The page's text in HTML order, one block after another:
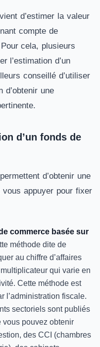
d’estimer la valeur
compte de
cela, plusieurs
l’estimation d’un
conseillé d’utiliser
d’obtenir une
d’un fonds de
d’obtenir une
appuyer pour fixer
commerce basée sur
méthode dite de
au chiffre d’affaires
qui varie en
Cette méthode est
l’administration fiscale.
sectoriels sont publiés
vous pouvez obtenir
des CCI (chambres